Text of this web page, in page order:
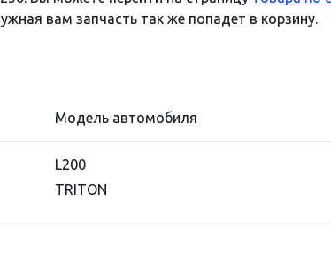
вам запчасть так же попадет в корзину.
Модель автомобиля
L200
TRITON